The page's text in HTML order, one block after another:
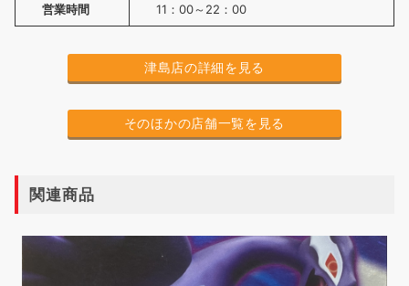
営業時間 11：00～22：00
津島店の詳細を見る
そのほかの店舗一覧を見る
関連商品